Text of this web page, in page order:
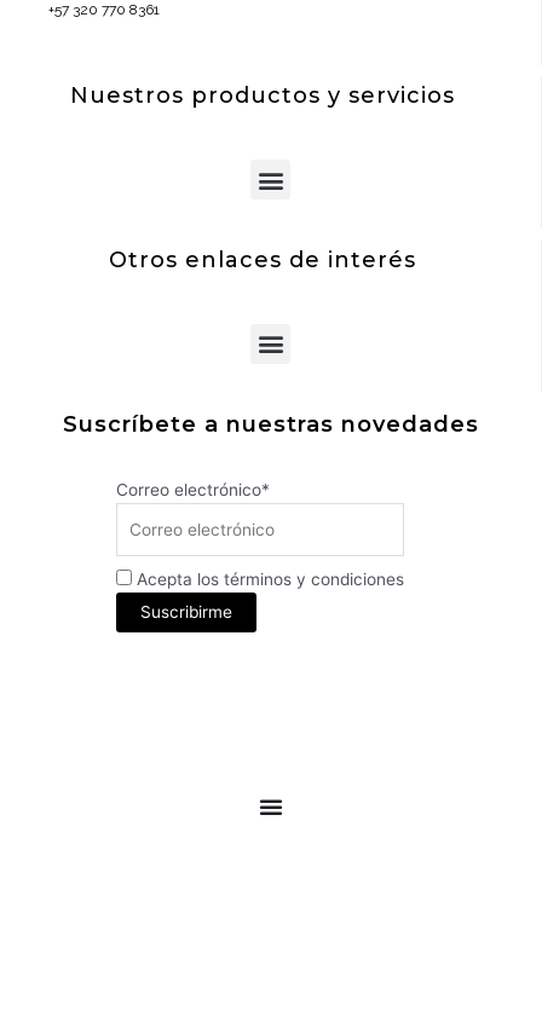
+57 320 770 8361
Nuestros productos y servicios
Menu
Otros enlaces de interés
Menu
Suscríbete a nuestras novedades
Correo electrónico*
Acepta los términos y condiciones